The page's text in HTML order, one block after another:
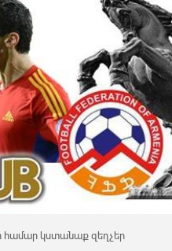
համար կստանաք զեղչեր